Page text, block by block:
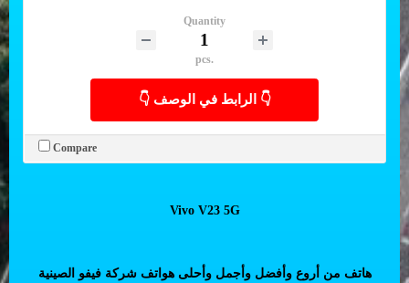
Quantity
pcs.
👇 الرابط في الوصف 👇
Compare
Vivo V23 5G
هاتف من أروع وأفضل وأجمل وأحلى هواتف شركة فيفو الصينية